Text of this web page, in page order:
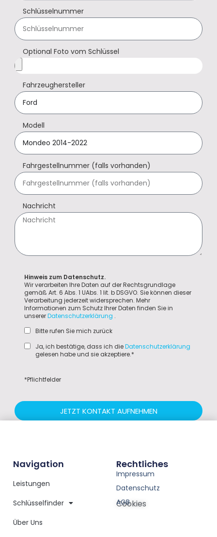
Schlüsselnummer
Optional Foto vom Schlüssel
Fahrzeughersteller
Modell
Fahrgestellnummer (falls vorhanden)
Nachricht
Hinweis zum Datenschutz.
Wir verarbeiten Ihre Daten auf der Rechtsgrundlage
gemäß Art. 6 Abs. 1 UAbs. 1 lit. b DSGVO. Sie können dieser
Verarbeitung jederzeit widersprechen. Mehr
Informationen zum Schutz Ihrer Daten finden Sie in
unsererDatenschutzerklärung .
Bitte rufen Sie mich zurück
Ja, ich bestätige, dass ich dieDatenschutzerklärung
gelesen habe und sie akzeptiere.*
*Pflichtfelder
JETZT KONTAKT AUFNEHMEN
Navigation
Leistungen
Schlüsselfinder
Über Uns
Rechtliches
Impressum
Datenschutz
AGB
Cookies